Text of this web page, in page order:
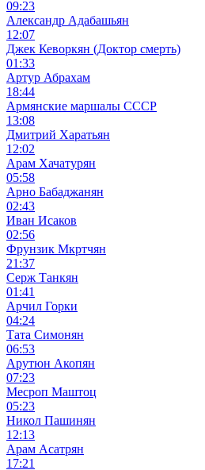
09:23
Александр Адабашьян
12:07
Джек Кеворкян (Доктор смерть)
01:33
Артур Абрахам
18:44
Армянские маршалы СССР
13:08
Дмитрий Харатьян
12:02
Арам Хачатурян
05:58
Арно Бабаджанян
02:43
Иван Исаков
02:56
Фрунзик Мкртчян
21:37
Серж Танкян
01:41
Арчил Горки
04:24
Тата Симонян
06:53
Арутюн Акопян
07:23
Месроп Маштоц
05:23
Никол Пашинян
12:13
Арам Асатрян
17:21